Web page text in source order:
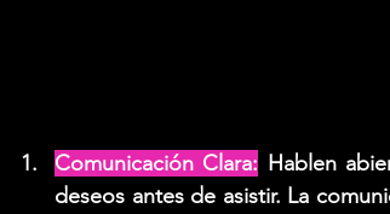
Comunicación Clara: Hablen
deseos antes de asistir. La